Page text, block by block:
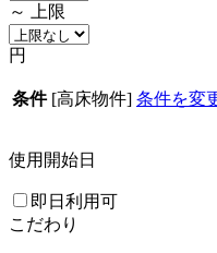
～ 上限
円
条件 [高床物件] 条件を変
使用開始日
即日利用可
こだわり